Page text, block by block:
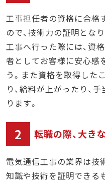
工事担任者の資格に合格
ので、技術力の証明とな
工事へ行った際には、資
者としてお客様に安心感
う。また資格を取得した
り、給料が上がったり、
ります。
2 転職の際、大き
電気通信工事の業界は技
知識や技術を証明できる